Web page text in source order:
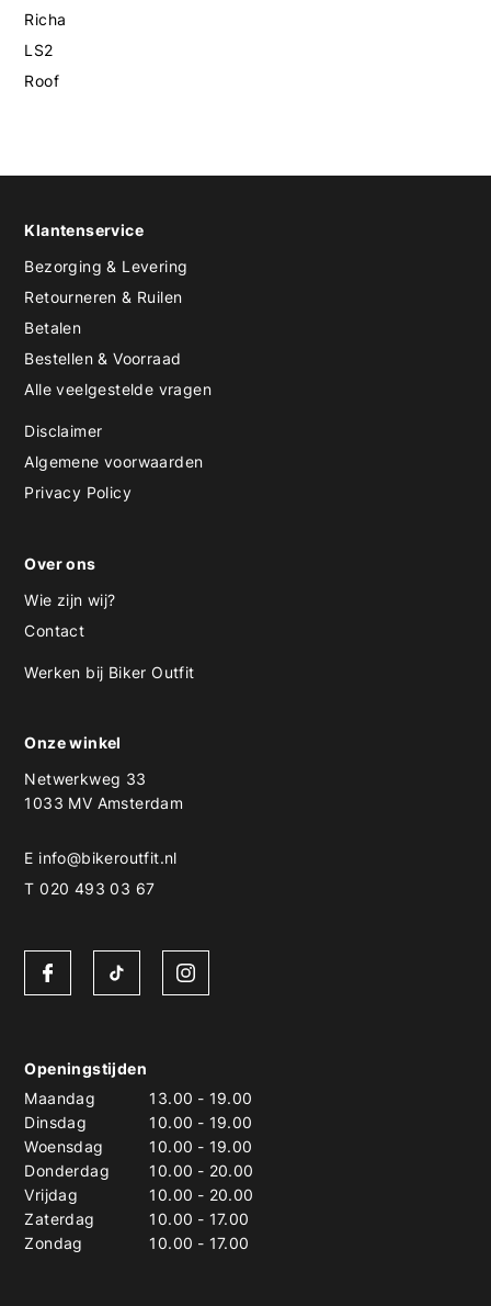
Richa
LS2
Roof
Klantenservice
Bezorging & Levering
Retourneren & Ruilen
Betalen
Bestellen & Voorraad
Alle veelgestelde vragen
Disclaimer
Algemene voorwaarden
Privacy Policy
Over ons
Wie zijn wij?
Contact
Werken bij Biker Outfit
Onze winkel
Netwerkweg 33
1033 MV Amsterdam
E info@bikeroutfit.nl
T 020 493 03 67
Openingstijden
Maandag
13.00 - 19.00
Dinsdag
10.00 - 19.00
Woensdag
10.00 - 19.00
Donderdag
10.00 - 20.00
Vrijdag
10.00 - 20.00
Zaterdag
10.00 - 17.00
Zondag
10.00 - 17.00